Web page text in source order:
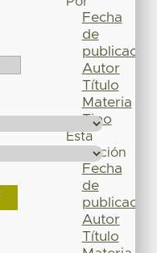
Fecha
de
publicación
Autor
Título
Materia
Tipo
Esta
colección
Fecha
de
publicación
Autor
Título